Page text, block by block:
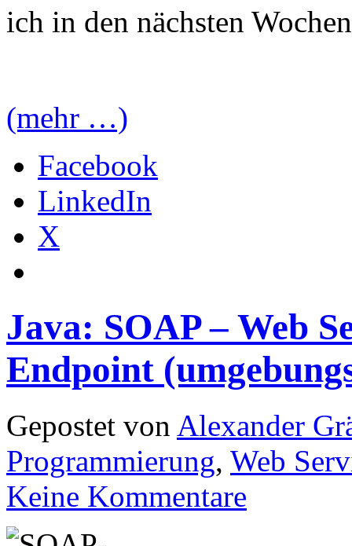
ich in den nächsten
(mehr …)
Facebook
LinkedIn
X
Java: SOAP – Web
Endpoint
Gepostet von Alexander
Programmierung, Web
Keine Kommentare